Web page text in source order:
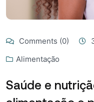
Comments (0)
Alimentação
Saúde e